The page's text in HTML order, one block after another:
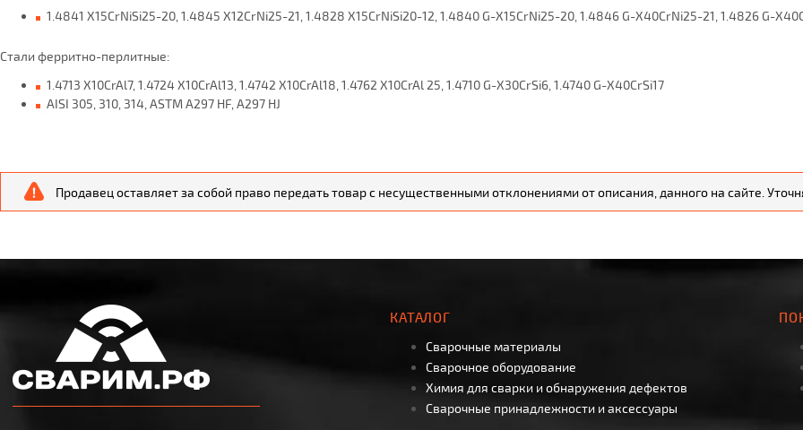
1.4841 X15CrNiSi25-20, 1.4845 X12CrNi25-21, 1.4828 X15CrNiSi20-12, 1.4840 G-X15CrNi25-20, 1.4846 G-X40CrNi25-21, 1.4826 G-
Стали ферритно-перлитные:
1.4713 X10CrAl7, 1.4724 X10CrAl13, 1.4742 X10CrAl18, 1.4762 X10CrAl 25, 1.4710 G-X30CrSi6, 1.4740 G-X40CrSi17
AISI 305, 310, 314, ASTM A297 HF, A297 HJ
Продавец оставляет за собой право передать товар с несущественными отклонениями от описания, данного на сайте.
КАТАЛОГ
Сварочные материалы
Сварочное оборудование
Химия для сварки и обнаружения дефектов
Сварочные принадлежности и аксессуары